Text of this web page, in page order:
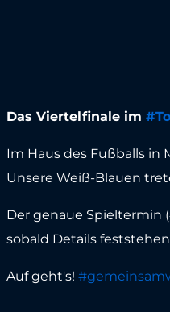
Das Viertelfinale im
Im Haus des Fußballs
Unsere Weiß-Blauen
Der genaue Spieltermin
sobald Details
Auf geht's!